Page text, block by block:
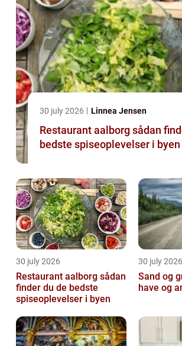
30 july 2026 Linnea Jensen
Restaurant aalborg sådan finder du de
bedste spiseoplevelser i byen
30 july 2026
Restaurant aalborg sådan
finder du de bedste
spiseoplevelser i byen
30 july 2026
Sand og
have og